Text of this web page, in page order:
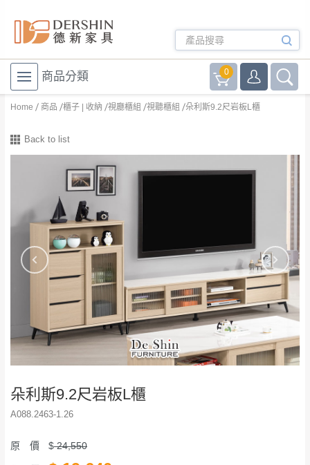
商品分類 0
Home 商品 櫃子 | 收納 視廳櫃組 視聽櫃組 朵利斯9.2尺岩板L櫃
Back to list
朵利斯9.2尺岩板L櫃
A088.2463-1.26
原 價 $24,550